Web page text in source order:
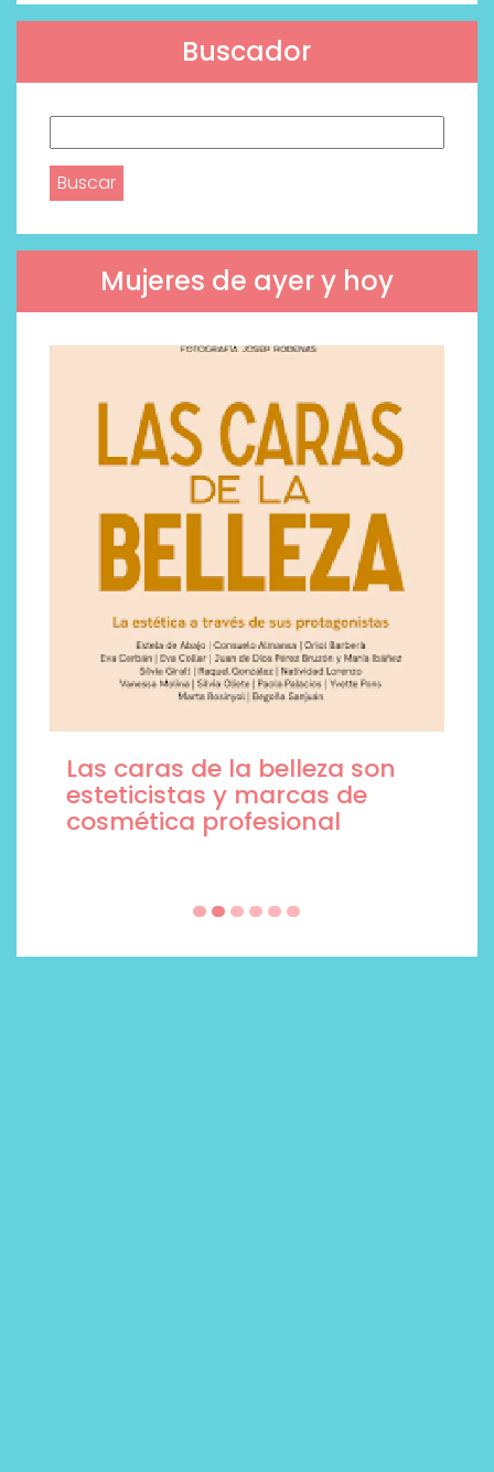
Buscador
Mujeres de ayer y hoy
Las caras de la belleza son
esteticistas y marcas de
cosmética profesional